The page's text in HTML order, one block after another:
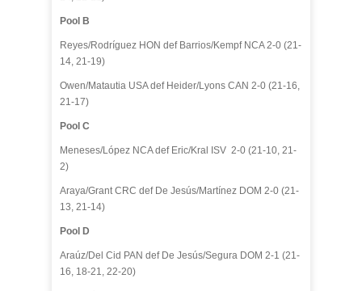
Pool B
Reyes/Rodríguez HON def Barrios/Kempf NCA 2-0 (21-
14, 21-19)
Owen/Matautia USA def Heider/Lyons CAN 2-0 (21-16,
21-17)
Pool C
Meneses/López NCA def Eric/Kral ISV 2-0 (21-10, 21-
2)
Araya/Grant CRC def De Jesús/Martínez DOM 2-0 (21-
13, 21-14)
Pool D
Araúz/Del Cid PAN def De Jesús/Segura DOM 2-1 (21-
16, 18-21, 22-20)